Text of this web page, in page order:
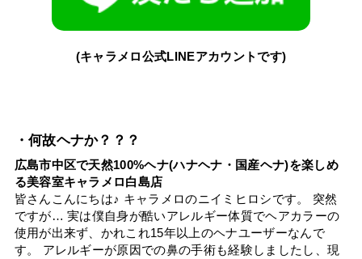
(キャラメロ公式LINEアカウントです)
・何故ヘナか？？？
広島市中区で天然100%ヘナ(ハナヘナ・国産ヘナ)を楽しめ
る美容室キャラメロ白島店
皆さんこんにちは♪ キャラメロのニイミヒロシです。 突然
ですが… 実は僕自身が酷いアレルギー体質でヘアカラーの
使用が出来ず、かれこれ15年以上のヘナユーザーなんで
す。 アレルギーが原因での鼻の手術も経験しましたし、現